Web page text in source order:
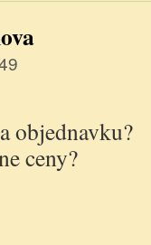
objednavku?
ceny?